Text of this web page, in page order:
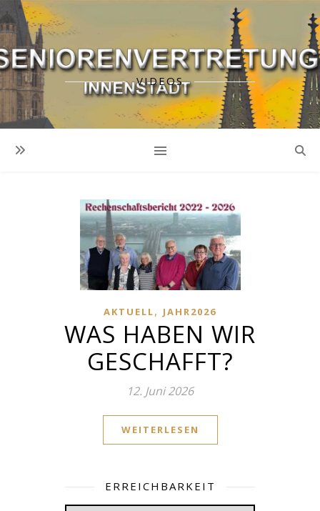
VIDEOS
AKTUELL, JAHR2026
WAS HABEN WIR
GESCHAFFT?
12. Juni 2026
WEITERLESEN
ERREICHBARKEIT